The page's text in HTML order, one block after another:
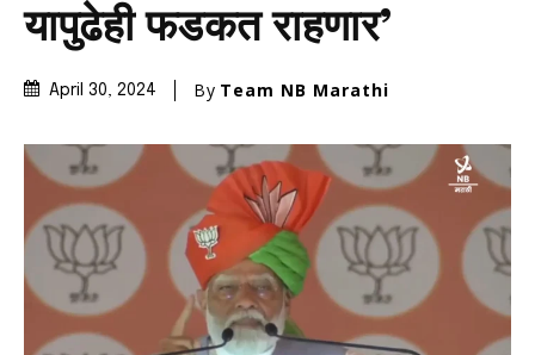
यापुढेही फडकत राहणार’
April 30, 2024 By Team NB Marathi